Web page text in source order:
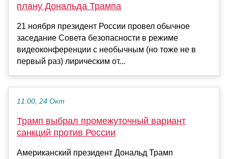
плану Дональда Трампа
21 ноября президент России провел обычное
заседание Совета безопасности в режиме
видеоконференции с необычным (но тоже не в
первый раз) лирическим от...
11:00, 24 Окт
Трамп выбрал промежуточный вариант
санкций против России
Американский президент Дональд Трамп